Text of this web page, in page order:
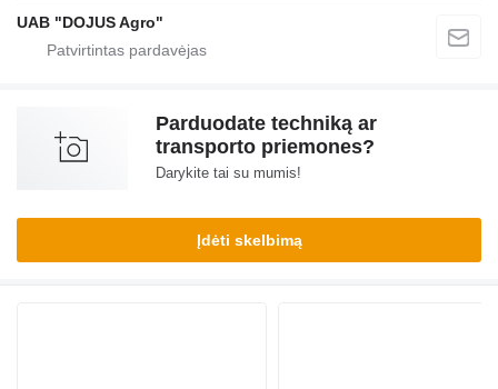
UAB "DOJUS Agro"
Parduodate techniką ar
transporto priemones?
Darykite tai su mumis!
Įdėti skelbimą